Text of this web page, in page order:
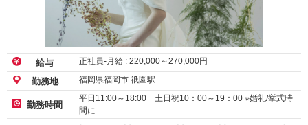
給与 正社員-月給 : 220,000～270,000円
勤務地 福岡県福岡市 祇園駅
勤務時間
平日11:00～18:00 土日祝10：00～19：00 ※婚礼/挙式時
間に…